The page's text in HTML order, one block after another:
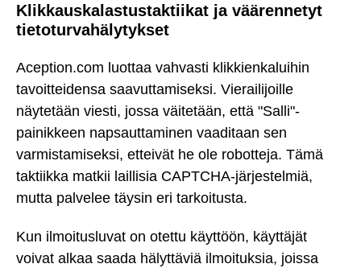
Klikkauskalastustaktiikat ja väärennetyt
tietoturvahälytykset
Aception.com luottaa vahvasti klikkienkaluihin
tavoitteidensa saavuttamiseksi. Vierailijoille
näytetään viesti, jossa väitetään, että "Salli"-
painikkeen napsauttaminen vaaditaan sen
varmistamiseksi, etteivät he ole robotteja. Tämä
taktiikka matkii laillisia CAPTCHA-järjestelmiä,
mutta palvelee täysin eri tarkoitusta.
Kun ilmoitusluvat on otettu käyttöön, käyttäjät
voivat alkaa saada hälyttäviä ilmoituksia, joissa